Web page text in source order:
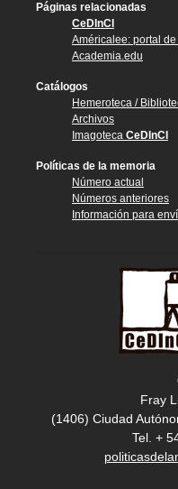
Páginas relacionadas
CeDInCI
Américalee: portal
Academia.edu
Catálogos
Hemeroteca /
Archivos
Imagoteca CeDInCI
Políticas de la memoria
Número actual
Números anteriores
Información para
Fray
(1406) Ciudad
Tel. +